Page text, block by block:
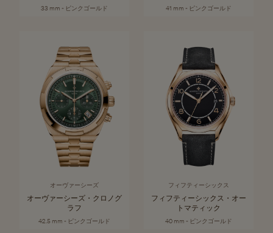
33 mm - ピンクゴールド 41 mm - ピンクゴールド
オーヴァーシーズ
オーヴァーシーズ・クロノグ
ラフ
42.5 mm - ピンクゴールド
フィフティーシックス
フィフティーシックス・オー
トマティック
40 mm - ピンクゴールド